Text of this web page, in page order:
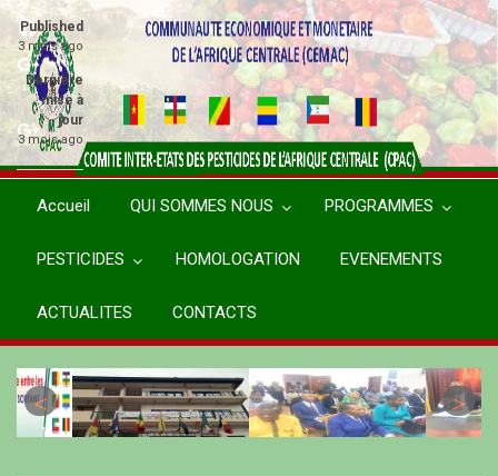
Aller
contenu
principal
Accueil QUI SOMMES NOUS PROGRAMMES
PESTICIDES HOMOLOGATION EVENEMENTS
ACTUALITES CONTACTS
Published
3 mois ago
Dernière
mise à
jour
3 mois ago